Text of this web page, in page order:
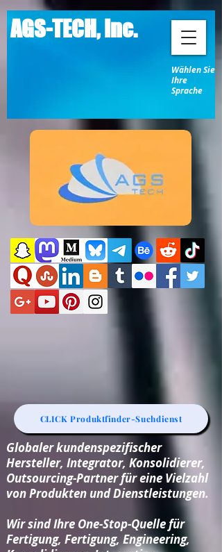
AGS-TECH, Inc.
Wählen Sie
Ihre
Sprache
CLICK Produktfinder-Suchdienst
Globaler kundenspezifischer
Hersteller, Integrator, Konsolidierer,
Outsourcing-Partner für eine Vielzahl
von Produkten und Dienstleistungen.
Wir sind Ihre One-Stop-Quelle für
Fertigung, Fertigung, Engineering,